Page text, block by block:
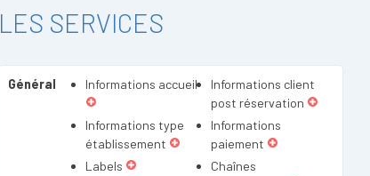
LES SERVICES
Général Informations accueil
Informations client
post réservation
Informations type
établissement
Informations
paiement
Labels
Chaînes